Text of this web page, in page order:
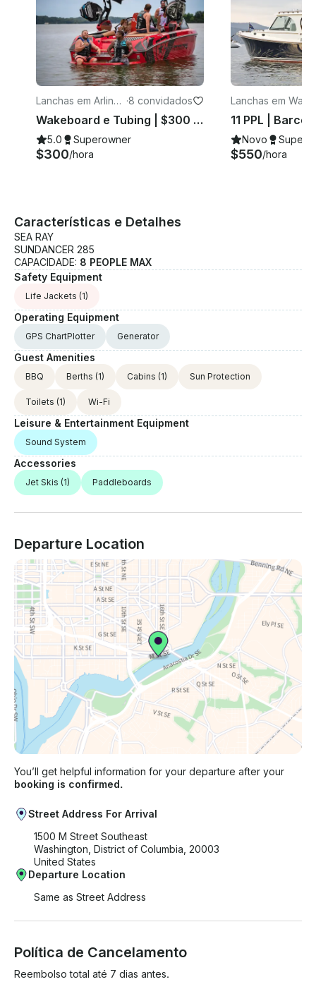
Lanchas em Arlingt
on
·8 convidados
Wakeboard e Tubing | $300 horas | 8 pessoas
5.0 Superowner
$300/hora
Lanchas em Washi
ngton, D.C.
Novo
$550/hora
Características e Detalhes
SEA RAY
SUNDANCER 285
CAPACIDADE: 8 PEOPLE MAX
Safety Equipment
Life Jackets (1)
Operating Equipment
GPS ChartPlotter Generator
Guest Amenities
BBQ Berths (1) Cabins (1) Sun Protection
Toilets (1) Wi-Fi
Leisure & Entertainment Equipment
Sound System
Accessories
Jet Skis (1) Paddleboards
Departure Location
You’ll get helpful information for your departure after your
booking is confirmed.
Street Address For Arrival
1500 M Street Southeast
Washington, District of Columbia, 20003
United States
Departure Location
Same as Street Address
Política de Cancelamento
Reembolso total até 7 dias antes.